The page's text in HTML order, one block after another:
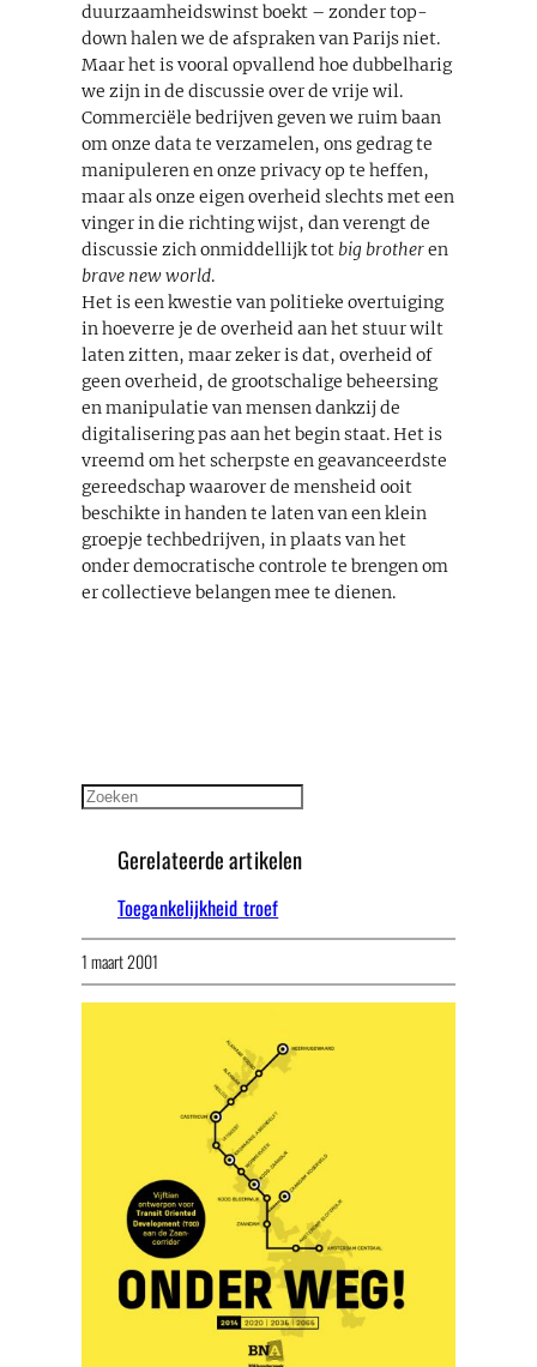
duurzaamheidswinst boekt – zonder top-
down halen we de afspraken van Parijs niet.
Maar het is vooral opvallend hoe dubbelharig
we zijn in de discussie over de vrije wil.
Commerciële bedrijven geven we ruim baan
om onze data te verzamelen, ons gedrag te
manipuleren en onze privacy op te heffen,
maar als onze eigen overheid slechts met een
vinger in die richting wijst, dan verengt de
discussie zich onmiddellijk tot big brotheren
brave new world.
Het is een kwestie van politieke overtuiging
in hoeverre je de overheid aan het stuur wilt
laten zitten, maar zeker is dat, overheid of
geen overheid, de grootschalige beheersing
en manipulatie van mensen dankzij de
digitalisering pas aan het begin staat. Het is
vreemd om het scherpste en geavanceerdste
gereedschap waarover de mensheid ooit
beschikte in handen te laten van een klein
groepje techbedrijven, in plaats van het
onder democratische controle te brengen om
er collectieve belangen mee te dienen.
Zoeken
Gerelateerde artikelen
Toegankelijkheid troef
1 maart 2001